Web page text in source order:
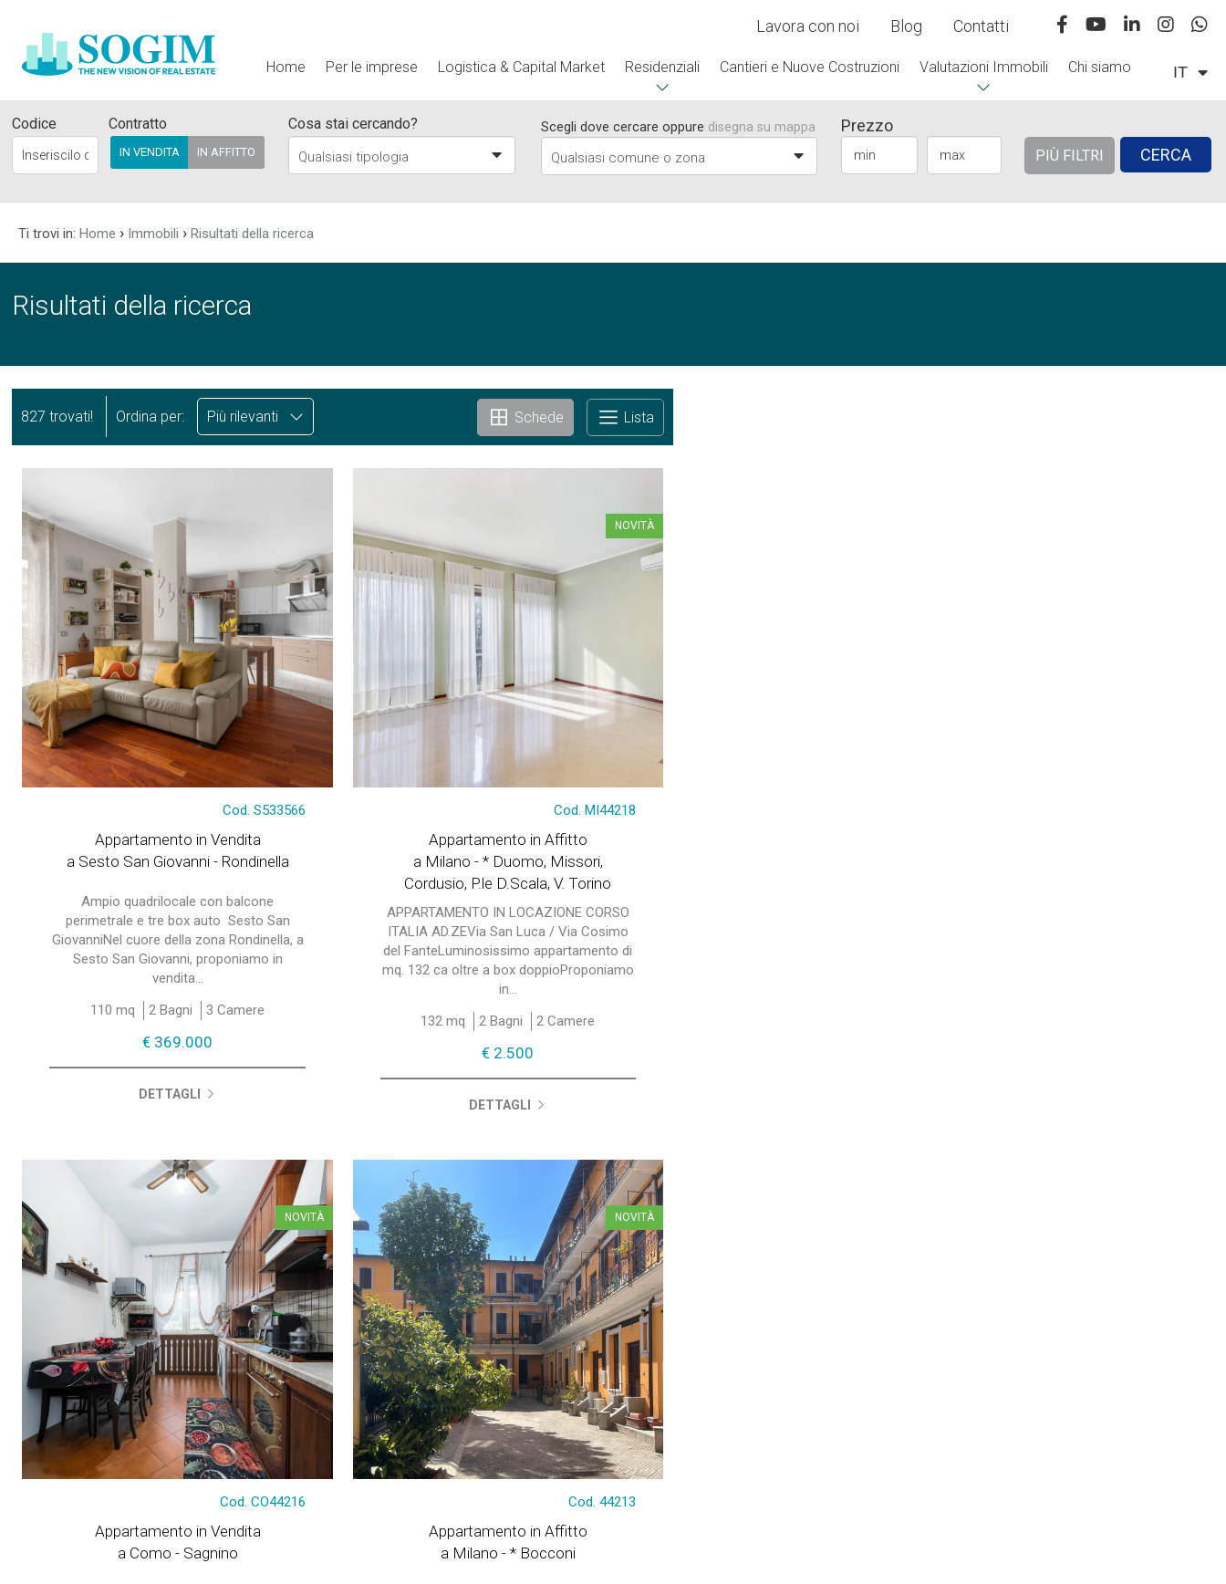
Lavora con noi Blog Contatti
IT
Home Per le imprese Logistica & Capital Market Residenziali Cantieri e Nuove Costruzioni Valutazioni Immobili Chi siamo
Codice Contratto
IN VENDITA IN AFFITTO
Cosa stai cercando?
Qualsiasi tipologia
Scegli dove cercare oppure disegna su mappa
Qualsiasi comune o zona
Prezzo
PIÙ FILTRI CERCA
Ti trovi in: Home › Immobili › Risultati della ricerca
Risultati della ricerca
827 trovati! Ordina per: Più rilevanti Schede Lista
Cod. S533566
Appartamento in Vendita
a Sesto San Giovanni - Rondinella
Ampio quadrilocale con balcone
perimetrale e tre box auto  Sesto San
GiovanniNel cuore della zona Rondinella, a
Sesto San Giovanni, proponiamo in
vendita...
110 mq
2 Bagni 3 Camere
€ 369.000
DETTAGLI
NOVITÀ
Cod. MI44218
Appartamento in Affitto
a Milano - * Duomo, Missori,
Cordusio, P.le D.Scala, V. Torino
APPARTAMENTO IN LOCAZIONE CORSO
ITALIA AD.ZEVia San Luca / Via Cosimo
del FanteLuminosissimo appartamento di
mq. 132 ca oltre a box doppioProponiamo
in...
132 mq
2 Bagni 2 Camere
€ 2.500
DETTAGLI
NOVITÀ
Cod. CO44216
Appartamento in Vendita
a Como - Sagnino
NOVITÀ
Cod. 44213
Appartamento in Affitto
a Milano - * Bocconi